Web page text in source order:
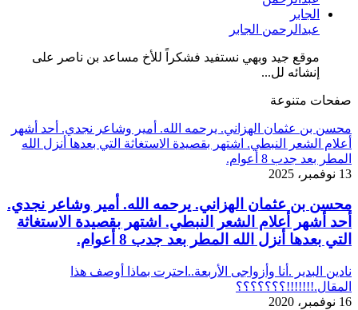
عبدالرحمن الجابر
موقع جيد وبهي نستفيد فشكراً للأخ مساعد بن ناصر على
إنشائه لل...
صفحات متنوعة
محسن بن عثمان الهزاني. يرحمه الله. أمير وشاعر نجدي. أحد أشهر
أعلام الشعر النبطي. اشتهر بقصيدة الاستغاثة التي بعدها أنزل الله
المطر بعد جدب 8 أعوام.
13 نوفمبر، 2025
محسن بن عثمان الهزاني. يرحمه الله. أمير وشاعر نجدي.
أحد أشهر أعلام الشعر النبطي. اشتهر بقصيدة الاستغاثة
التي بعدها أنزل الله المطر بعد جدب 8 أعوام.
نادين البدير .أنا وأزواجى الأربعة..احترت بماذا أوصف هذا
المقال.!!!!!!!؟؟؟؟؟؟؟
16 نوفمبر، 2020